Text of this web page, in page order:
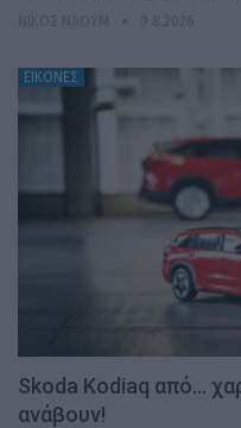
ΕΙΚΟΝΕΣ
Skoda Kodiaq από…
ανάβουν!